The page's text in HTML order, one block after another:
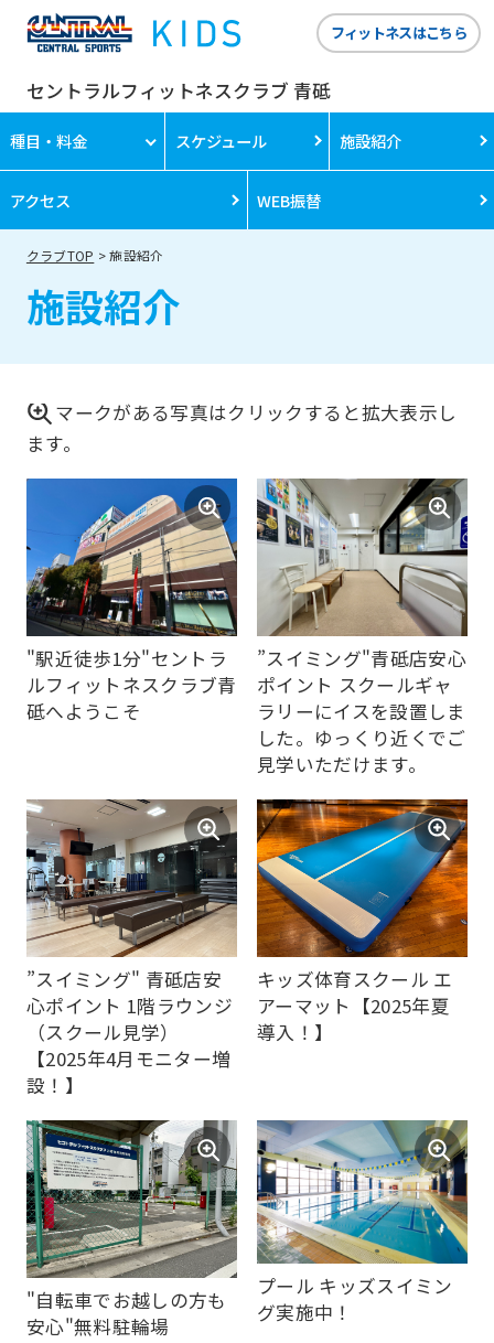
セントラルフィットネスクラブ 青砥
フィットネスはこちら
種目・料金 スケジュール 施設紹介
アクセス WEB振替
クラブTOP 施設紹介
施設紹介
マークがある写真はクリックすると拡大表示し
ます。
"駅近徒歩1分"セントラ
ルフィットネスクラブ青
砥へようこそ
”スイミング"青砥店安心
ポイント スクールギャ
ラリーにイスを設置しま
した。ゆっくり近くでご
見学いただけます。
”スイミング" 青砥店安
心ポイント 1階ラウンジ
（スクール見学）
【2025年4月モニター増
設！】
キッズ体育スクール エ
アーマット【2025年夏
導入！】
"自転車でお越しの方も
安心"無料駐輪場
プール キッズスイミン
グ実施中！
For
foreigners
Central
Sports
website
is
automatically
translated
into
English.
Click